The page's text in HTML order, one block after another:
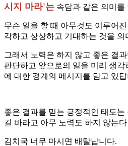
시지 마라'는 속담과 같은 의미를
무슨 일을 할 때 아무것도 이루어
각하고 상상하고 기대하는 것을 의
그래서 노력은 하지 않고 좋은 결
판단하고 앞으로의 일을 미리 생
에 대한 경계의 메시지를 담고 있
좋은 결과를 믿는 긍정적인 태도
길 바라고 아무 노력도 하지 않는
김치국 너무 마시면 배탈납니다.